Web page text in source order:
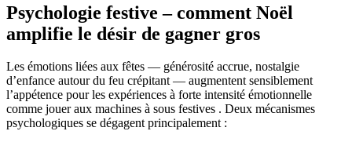
Psychologie festive – comment Noël
amplifie le désir de gagner gros
Les émotions liées aux fêtes — générosité accrue, nostalgie
d’enfance autour du feu crépitant — augmentent sensiblement
l’appétence pour les expériences à forte intensité émotionnelle
comme jouer aux machines à sous festives . Deux mécanismes
psychologiques se dégagent principalement :